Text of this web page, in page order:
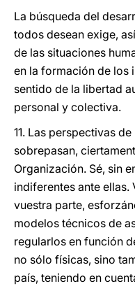
La búsqueda del
todos desean exige,
de las situaciones
en la formación de los
sentido de la libertad
personal y colectiva.
11. Las perspectivas
sobrepasan,
Organización. Sé, sin
indiferentes ante
vuestra parte,
modelos técnicos de
regularlos en función
no sólo físicas, sino
país, teniendo en